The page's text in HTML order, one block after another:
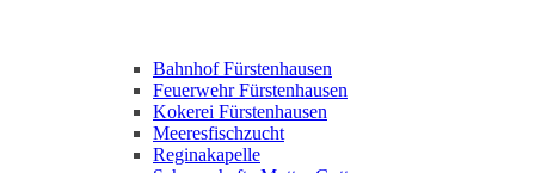
Bahnhof Fürstenhausen
Feuerwehr Fürstenhausen
Kokerei Fürstenhausen
Meeresfischzucht
Reginakapelle